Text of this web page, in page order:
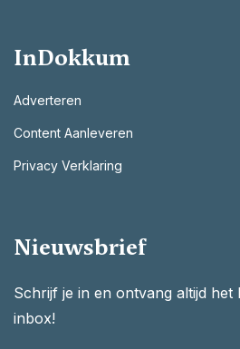
InDokkum
Adverteren
Content Aanleveren
Privacy Verklaring
Nieuwsbrief
Schrijf je in en ontvang altijd het
inbox!